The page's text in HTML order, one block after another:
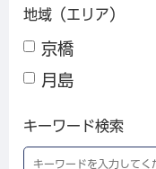
地域（エリア）
京橋
月島
キーワード検索